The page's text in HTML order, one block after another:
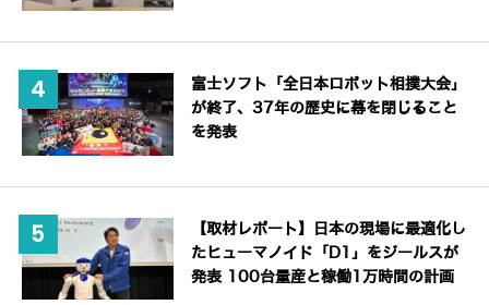
富士ソフト「全日本ロボット相撲大会」
が終了、37年の歴史に幕を閉じること
を発表
【取材レポート】日本の現場に最適化し
たヒューマノイド「D1」をジールスが
発表 100台量産と稼働1万時間の計画